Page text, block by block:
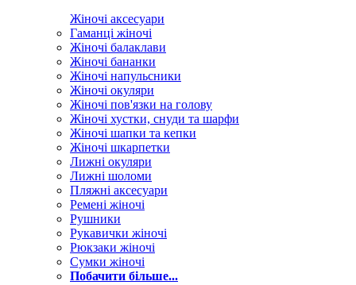
Жіночі аксесуари
Гаманці жіночі
Жіночі балаклави
Жіночі бананки
Жіночі напульсники
Жіночі окуляри
Жіночі пов'язки на голову
Жіночі хустки, снуди та шарфи
Жіночі шапки та кепки
Жіночі шкарпетки
Лижні окуляри
Лижні шоломи
Пляжні аксесуари
Ремені жіночі
Рушники
Рукавички жіночі
Рюкзаки жіночі
Сумки жіночі
Побачити більше...